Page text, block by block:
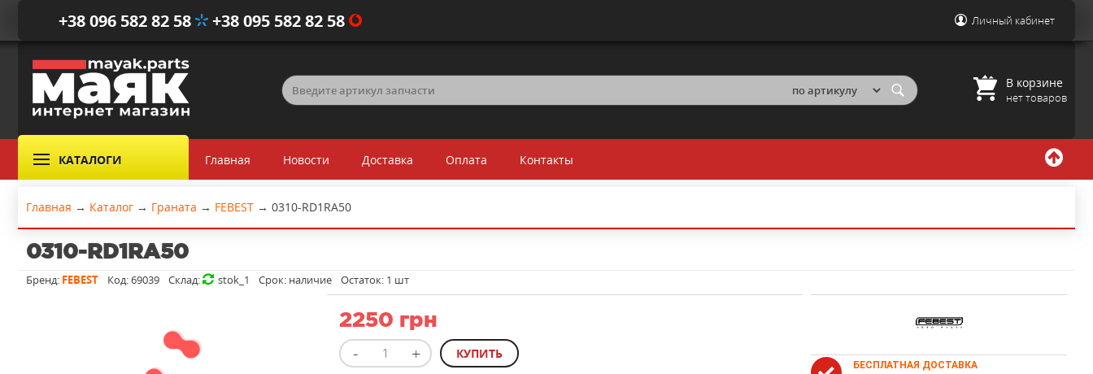
+38 096 582 82 58 +38 095 582 82 58 Личный кабинет
В корзине
нет товаров
КАТАЛОГИ Главная Новости Доставка Оплата Контакты
Главная → Каталог → Граната → FEBEST → 0310-RD1RA50
0310-RD1RA50
Бренд: FEBEST Код:69039 Склад: stok_1 Срок: наличие Остаток: 1 шт
2250 грн
БЕСПЛАТНАЯ ДОСТАВКА